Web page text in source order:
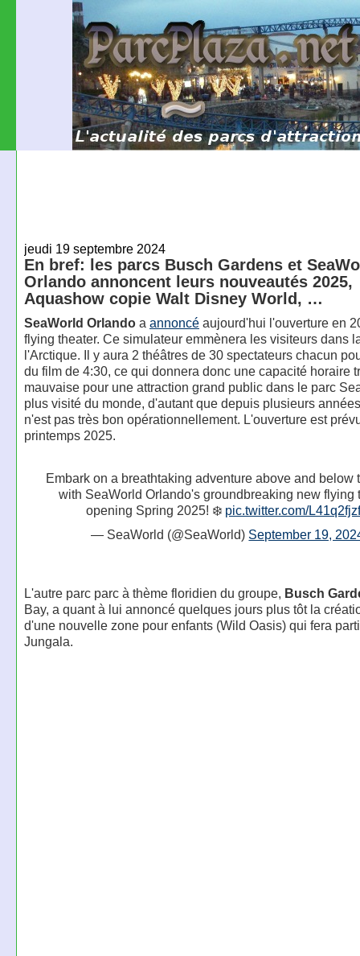
jeudi 19 septembre 2024
En bref: les parcs Busch Gardens et
Orlando annoncent leurs nouveautés 2025,
Aquashow copie Walt Disney World, …
SeaWorld Orlandoa annoncéaujourd'hui l'ouverture en
flying theater. Ce simulateur emmènera les visiteurs dans
l'Arctique. Il y aura 2 théâtres de 30 spectateurs chacun
du film de 4:30, ce qui donnera donc une capacité horaire
mauvaise pour une attraction grand public dans le parc
plus visité du monde, d'autant que depuis plusieurs
n'est pas très bon opérationnellement. L'ouverture est
printemps 2025.
Embark on a breathtaking adventure above and below
with SeaWorld Orlando's groundbreaking new flying
opening Spring 2025! ❄️ pic.twitter.com/
— SeaWorld (@SeaWorld) September 19,
L'autre parc parc à thème floridien du groupe, Busch
Bay, a quant à lui annoncé quelques jours plus tôt la
d'une nouvelle zone pour enfants (Wild Oasis) qui fera
Jungala.